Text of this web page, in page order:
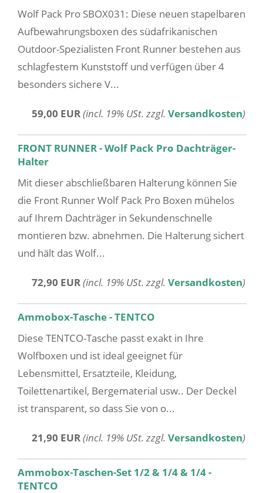
Wolf Pack Pro SBOX031: Diese neuen stapelbaren
Aufbewahrungsboxen des südafrikanischen
Outdoor-Spezialisten Front Runner bestehen aus
schlagfestem Kunststoff und verfügen über 4
besonders sichere V...
59,00 EUR(incl. 19% USt. zzgl. Versandkosten)
FRONT RUNNER - Wolf Pack Pro Dachträger-
Halter
Mit dieser abschließbaren Halterung können Sie
die Front Runner Wolf Pack Pro Boxen mühelos
auf Ihrem Dachträger in Sekundenschnelle
montieren bzw. abnehmen. Die Halterung sichert
und hält das Wolf...
72,90 EUR(incl. 19% USt. zzgl. Versandkosten)
Ammobox-Tasche - TENTCO
Diese TENTCO-Tasche passt exakt in Ihre
Wolfboxen und ist ideal geeignet für
Lebensmittel, Ersatzteile, Kleidung,
Toilettenartikel, Bergematerial usw.. Der Deckel
ist transparent, so dass Sie von o...
21,90 EUR(incl. 19% USt. zzgl. Versandkosten)
Ammobox-Taschen-Set 1/2 & 1/4 & 1/4 -
TENTCO